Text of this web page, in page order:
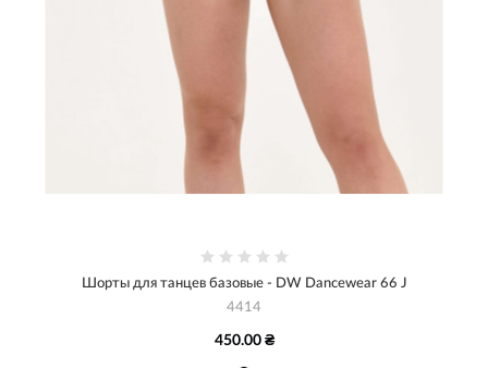
Шорты для танцев базовые - DW Dancewear 66 J
4414
450.00 ₴